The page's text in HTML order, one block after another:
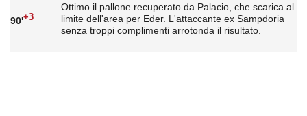
90'+3
Ottimo il pallone recuperato da Palacio, che scarica al
limite dell'area per Eder. L'attaccante ex Sampdoria
senza troppi complimenti arrotonda il risultato.